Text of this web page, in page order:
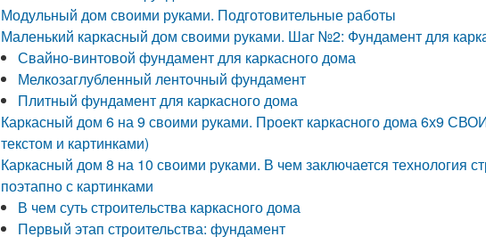
Модульный дом своими руками. Подготовительные работы
Маленький каркасный дом своими руками. Шаг №2: Фундамент для
Свайно-винтовой фундамент для каркасного дома
Мелкозаглубленный ленточный фундамент
Плитный фундамент для каркасного дома
Каркасный дом 6 на 9 своими руками. Проект каркасного дома 6х9
текстом и картинками)
Каркасный дом 8 на 10 своими руками. В чем заключается технология
поэтапно с картинками
В чем суть строительства каркасного дома
Первый этап строительства: фундамент